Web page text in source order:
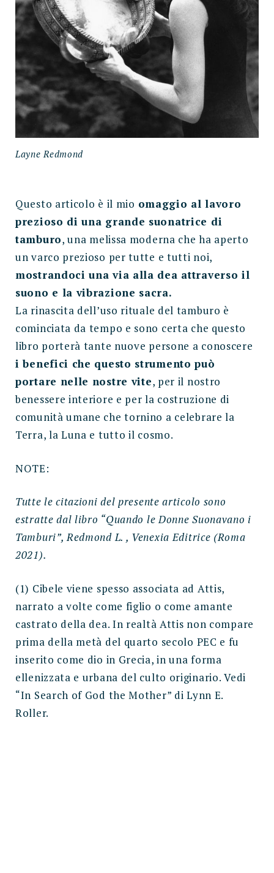
Layne Redmond
Questo articolo è il mio omaggio al lavoro
prezioso di una grande suonatrice di
tamburo, una melissa moderna che ha aperto
un varco prezioso per tutte e tutti noi,
mostrandoci una via alla dea attraverso il
suono e la vibrazione sacra.
La rinascita dell’uso rituale del tamburo è
cominciata da tempo e sono certa che questo
libro porterà tante nuove persone a conoscere
i benefici che questo strumento può
portare nelle nostre vite, per il nostro
benessere interiore e per la costruzione di
comunità umane che tornino a celebrare la
Terra, la Luna e tutto il cosmo.
NOTE:
Tutte le citazioni del presente articolo sono
estratte dal libro “Quando le Donne Suonavano i
Tamburi”, Redmond L. , Venexia Editrice (Roma
2021).
(1) Cibele viene spesso associata ad Attis,
narrato a volte come figlio o come amante
castrato della dea. In realtà Attis non compare
prima della metà del quarto secolo PEC e fu
inserito come dio in Grecia, in una forma
ellenizzata e urbana del culto originario. Vedi
“In Search of God the Mother” di Lynn E.
Roller.